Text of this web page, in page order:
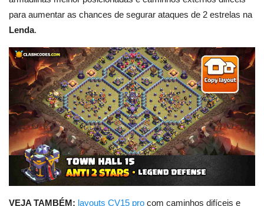
para aumentar as chances de segurar ataques de 2 estrelas na
Lenda.
VEJA TAMBÉM: layouts CV15 pro com caminhos difíceis e